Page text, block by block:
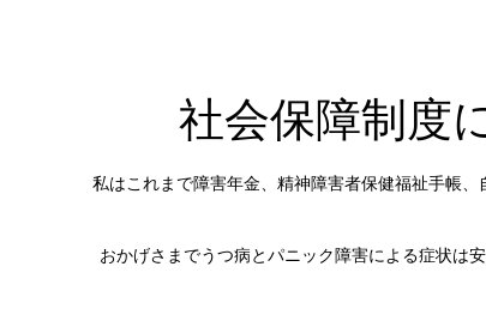
社会保障制度
私はこれまで障害年金、精神障害者保健福祉手帳
おかげさまでうつ病とパニック障害による症状は